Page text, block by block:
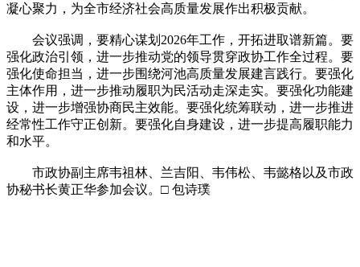
凝心聚力，为全市经济社会高质量发展作出积极贡献。
会议强调，要精心谋划2026年工作，开拓进取谱新篇。要
强化政治引领，进一步推动党的领导贯穿政协工作全过程。要
强化使命担当，进一步围绕河池高质量发展建言践行。要强化
主体作用，进一步推动履职为民活动走深走实。要强化功能建
设，进一步增强协商民主效能。要强化统筹联动，进一步推进
经常性工作守正创新。要强化自身建设，进一步提高履职能力
和水平。
市政协副主席韦祖林、兰吉阳、韦伟松、韦懿格以及市政
协秘书长黄正华参加会议。□ 包诗璞